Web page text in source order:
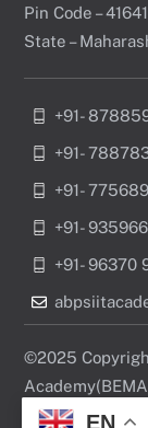
Pin Code –
State –
+91-
+91-
+91-
+91-
+91- 96370
©2025
EN